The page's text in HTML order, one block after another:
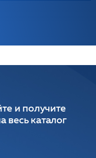
и получите
весь каталог